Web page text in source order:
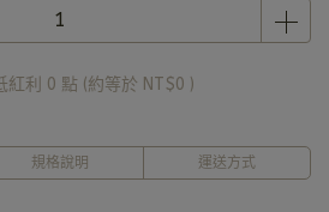
紅利 0 點 (約等於 NT$0 )
規格說明 運送方式